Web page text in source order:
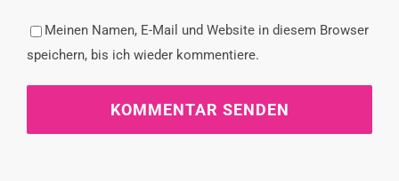
Meinen Namen, E-Mail und Website in diesem Browser
speichern, bis ich wieder kommentiere.